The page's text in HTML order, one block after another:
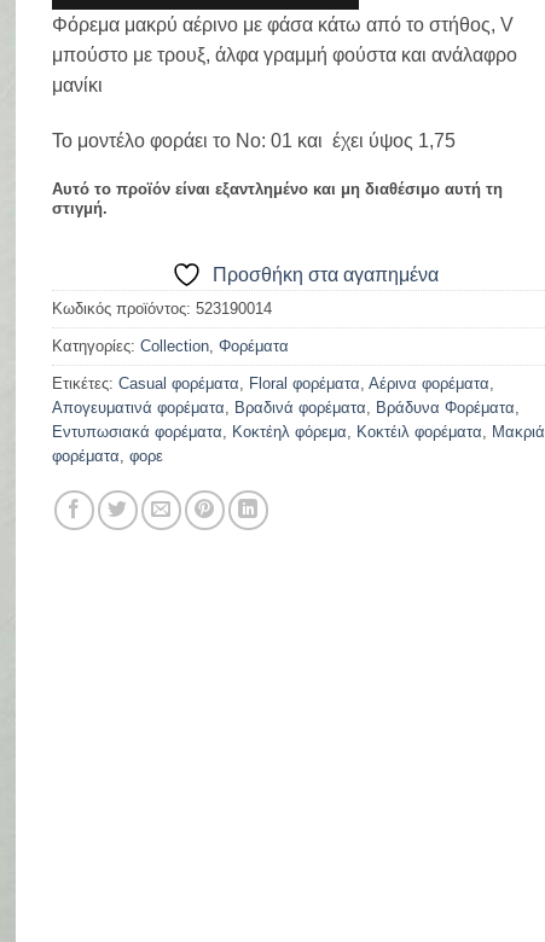
Φόρεμα μακρύ αέρινο με φάσα κάτω από το στήθος, V
μπούστο με τρουξ, άλφα γραμμή φούστα και ανάλαφρο
μανίκι
Το μοντέλο φοράει το Νο: 01 και έχει ύψος 1,75
Αυτό το προϊόν είναι εξαντλημένο και μη διαθέσιμο αυτή τη
στιγμή.
Προσθήκη στα αγαπημένα
Κωδικός προϊόντος: 523190014
Κατηγορίες: Collection Φορέματα
Ετικέτες: Casual φορέματα Floral φορέματα Αέρινα φορέματα
Απογευματινά φορέματα
Βραδινά φορέματα Βράδυνα Φορέματα
Εντυπωσιακά φορέματα
Κοκτέηλ φόρεμα Κοκτέιλ φορέματα
Μακριά
φορέματα φορε